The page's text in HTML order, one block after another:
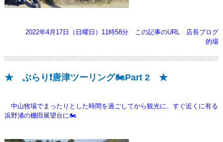
2022年4月17日（日曜日）11時58分 この記事のURL
店長ブログ
的場
★ ぶらり❗唐津ツーリング🏍️Part 2 ★
中山牧場でまったりとした時間を過ごしてから観光に、すぐ近くに有る
浜野浦の棚田展望台に🏍️